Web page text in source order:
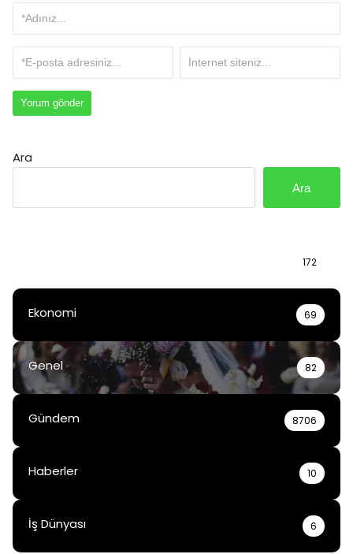
Ara
Ara
172
Ekonomi 69
Genel 82
Gündem 8706
Haberler 10
İş Dünyası 6